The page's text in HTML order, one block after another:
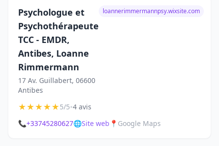
Psychologue et
Psychothérapeute
TCC - EMDR,
Antibes, Loanne
Rimmermann
17 Av. Guillabert, 06600
Antibes
loannerimmermannpsy.wixsite.com
★★★★★5/5•4 avis
📞+33745280627🌐Site web 📍 Google Maps